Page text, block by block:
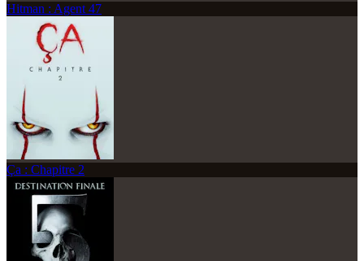
Hitman : Agent 47
Ça : Chapitre 2